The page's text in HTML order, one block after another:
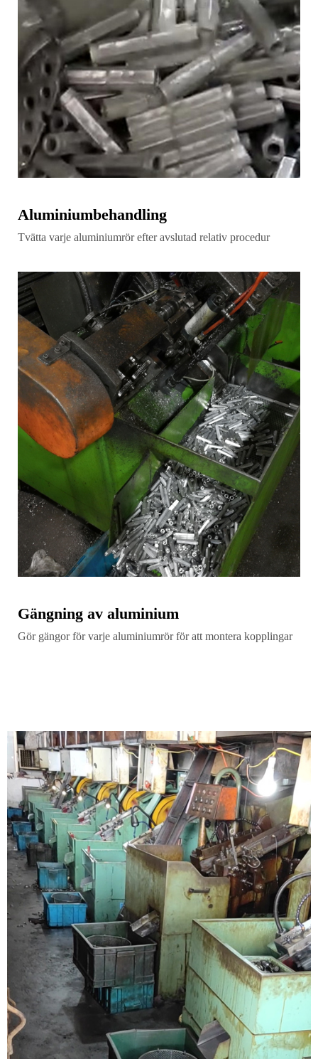
Aluminiumbehandling
Tvätta varje aluminiumrör efter avslutad relativ procedur
Gängning av aluminium
Gör gängor för varje aluminiumrör för att montera kopplingar